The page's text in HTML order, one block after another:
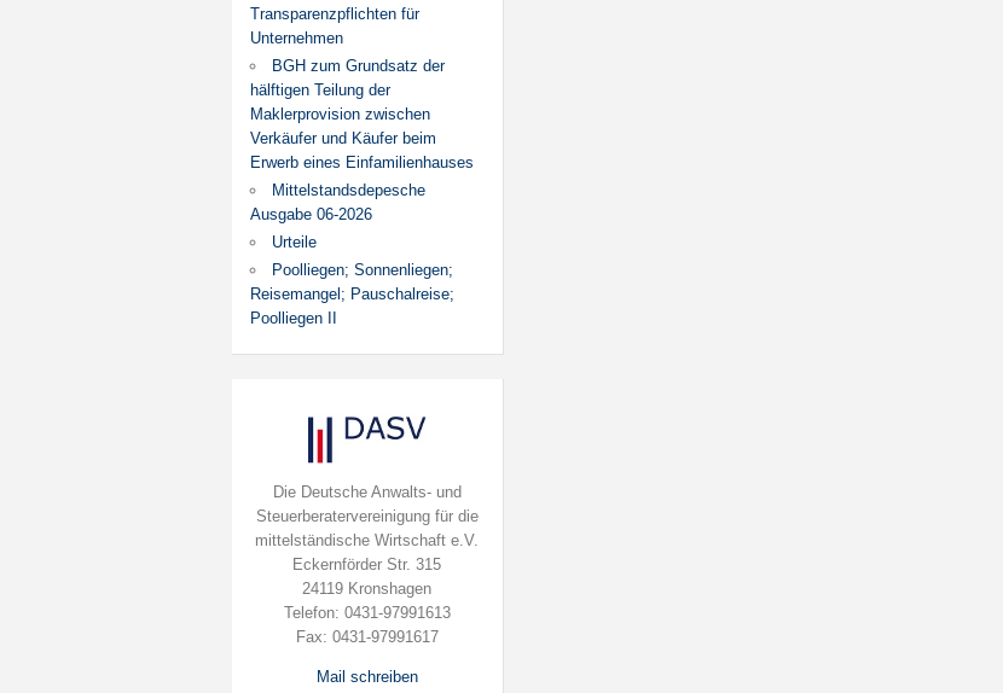
Transparenzpflichten für
Unternehmen
BGH zum Grundsatz der
hälftigen Teilung der
Maklerprovision zwischen
Verkäufer und Käufer beim
Erwerb eines Einfamilienhauses
Mittelstandsdepesche
Ausgabe 06-2026
Urteile
Poolliegen; Sonnenliegen;
Reisemangel; Pauschalreise;
Poolliegen II
Die Deutsche Anwalts- und
Steuerberatervereinigung für die
mittelständische Wirtschaft e.V.
Eckernförder Str. 315
24119 Kronshagen
Telefon: 0431-97991613
Fax: 0431-97991617
Mail schreiben